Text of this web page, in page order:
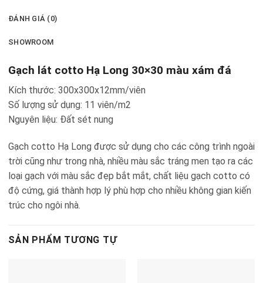
ĐÁNH GIÁ (0)
SHOWROOM
Gạch lát cotto Hạ Long 30×30 màu xám đá
Kích thước: 300x300x12mm/viên
Số lượng sử dụng: 11 viên/m2
Nguyên liệu: Đất sét nung
Gạch cotto Hạ Long được sử dụng cho các công trình ngoài
trời cũng như trong nhà, nhiều màu sắc tráng men tạo ra các
loại gạch với màu sắc đẹp bắt mắt, chất liệu gạch cotto có
độ cứng, giá thành hợp lý phù hợp cho nhiều không gian kiến
trúc cho ngôi nhà.
SẢN PHẨM TƯƠNG TỰ